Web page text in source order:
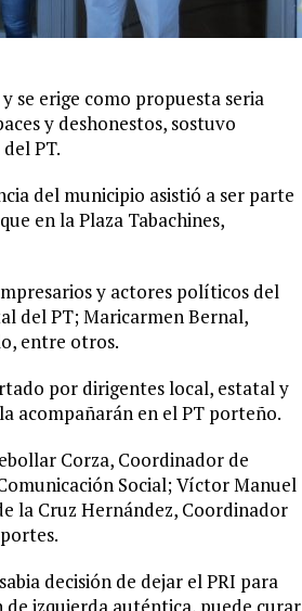
se erige como propuesta seria
y deshonestos, sostuvo
PT.
del municipio asistió a ser parte
en la Plaza Tabachines,
y actores políticos del
del PT; Maricarmen Bernal,
entre otros.
por dirigentes local, estatal y
acompañarán en el PT porteño.
Corza, Coordinador de
Social; Víctor Manuel
la Cruz Hernández, Coordinador
decisión de dejar el PRI para
izquierda auténtica, puede curar